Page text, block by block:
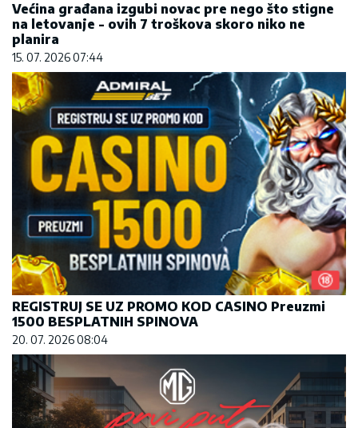
Većina građana izgubi novac pre nego što stigne
na letovanje - ovih 7 troškova skoro niko ne
planira
15. 07. 2026 07:44
REGISTRUJ SE UZ PROMO KOD CASINO Preuzmi
1500 BESPLATNIH SPINOVA
20. 07. 2026 08:04